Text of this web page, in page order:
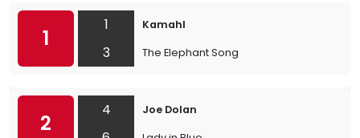
1
1
3
Kamahl
The Elephant Song
2
4
Joe Dolan